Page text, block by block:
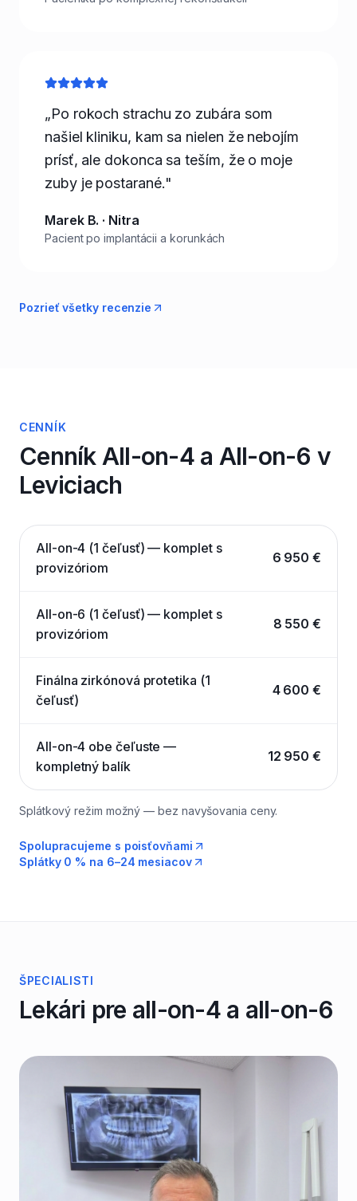
„Po rokoch strachu zo zubára som
našiel kliniku, kam sa nielen že nebojím
prísť, ale dokonca sa teším, že o moje
zuby je postarané."
Marek B. · Nitra
Pacient po implantácii a korunkách
Pozrieť všetky recenzie
CENNÍK
Cenník All-on-4 a All-on-6 v
Leviciach
All-on-4 (1 čeľusť) — komplet s
provizóriom
6 950 €
All-on-6 (1 čeľusť) — komplet s
provizóriom
8 550 €
Finálna zirkónová protetika (1
čeľusť)
4 600 €
All-on-4 obe čeľuste —
kompletný balík
12 950 €
Splátkový režim možný — bez navyšovania ceny.
Spolupracujeme s poisťovňami
Splátky 0 % na 6–24 mesiacov
ŠPECIALISTI
Lekári pre all-on-4 a all-on-6